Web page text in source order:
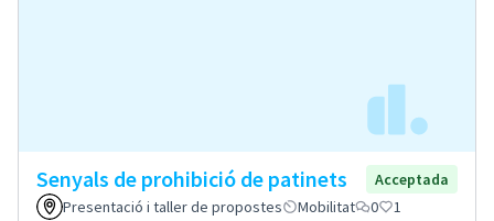
Senyals de prohibició de patinets
Acceptada
Presentació i taller de propostes
Mobilitat 0 1